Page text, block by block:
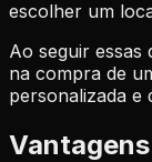
escolher um
Ao seguir essas
na compra de
personalizada e